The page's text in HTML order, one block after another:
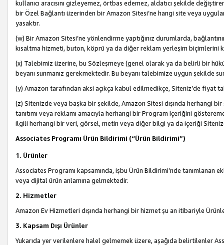
kullanıcı aracısını gizleyemez, örtbas edemez, aldatıcı şekilde
bir Özel Bağlantı üzerinden bir Amazon Sitesi’ne hangi site veya
yasaktır.
(w) Bir Amazon Sitesi’ne yönlendirme yaptığınız durumlarda,
kısaltma hizmeti, buton, köprü ya da diğer reklam yerleşim biçimlerini
(x) Talebimiz üzerine, bu Sözleşmeye (genel olarak ya da belirli bir
beyanı sunmanız gerekmektedir. Bu beyanı talebimize uygun şekilde
(y) Amazon tarafından aksi açıkça kabul edilmedikçe, Siteniz’de fiyat
(z) Sitenizde veya başka bir şekilde, Amazon Sitesi dışında herhangi
tanıtımı veya reklamı amacıyla herhangi bir Program İçeriğini
ilgili herhangi bir veri, görsel, metin veya diğer bilgi ya da içeriği
Associates Programı Ürün Bildirimi (“Ürün Bildirimi”)
1. Ürünler
Associates Programı kapsamında, işbu Ürün Bildirimi’nde
veya dijital ürün anlamına gelmektedir.
2. Hizmetler
Amazon Ev Hizmetleri dışında herhangi bir hizmet şu an itibariyle
3. Kapsam Dışı Ürünler
Yukarıda yer verilenlere halel gelmemek üzere, aşağıda belirtilenler